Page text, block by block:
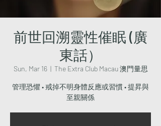
前世回溯靈性催眠 (廣
東話）
Sun, Mar 16
  |
The Extra Club Macau 澳門量思
管理恐懼 • 戒掉不明身體反應或習慣 • 提昇與
至親關係